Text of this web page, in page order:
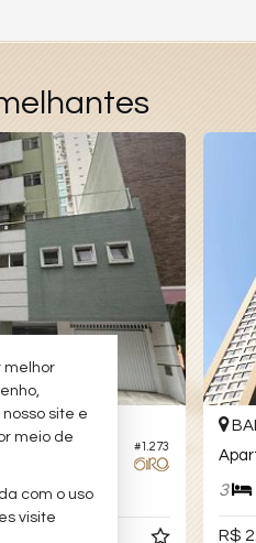
-
Porto da Barra
00
site e
meio de
com o uso
visite